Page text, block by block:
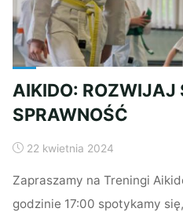
AIKIDO: ROZWIJAJ
SPRAWNOŚĆ
22 kwietnia 2024
Zapraszamy na Treningi
godzinie 17:00 spotykamy